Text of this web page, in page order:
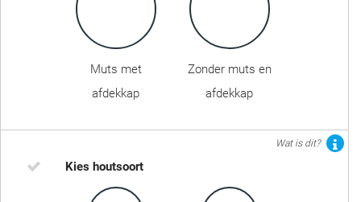
Muts met
afdekkap
Zonder muts en
afdekkap
Wat is dit?
Kies houtsoort